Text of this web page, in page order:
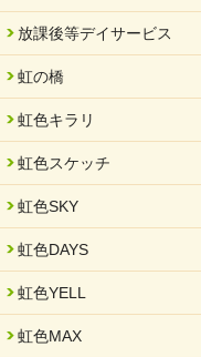
2025/06/10
未来会議 in 可児市 「
2025/05/07
2025年6月中旬 OPEN
2025/03/01
餅つき大会を開催しまし
2025/01/31
「可児の企業魅力発見
就労継続支援B型「エ
放課後等デイサービス
虹の橋
虹色キラリ
虹色スケッチ
虹色SKY
虹色DAYS
虹色YELL
虹色MAX